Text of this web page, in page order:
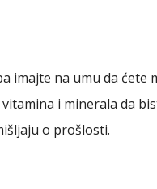
imajte na umu da ćete
i minerala da
o prošlosti.